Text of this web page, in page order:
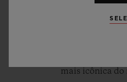
mais icônica do